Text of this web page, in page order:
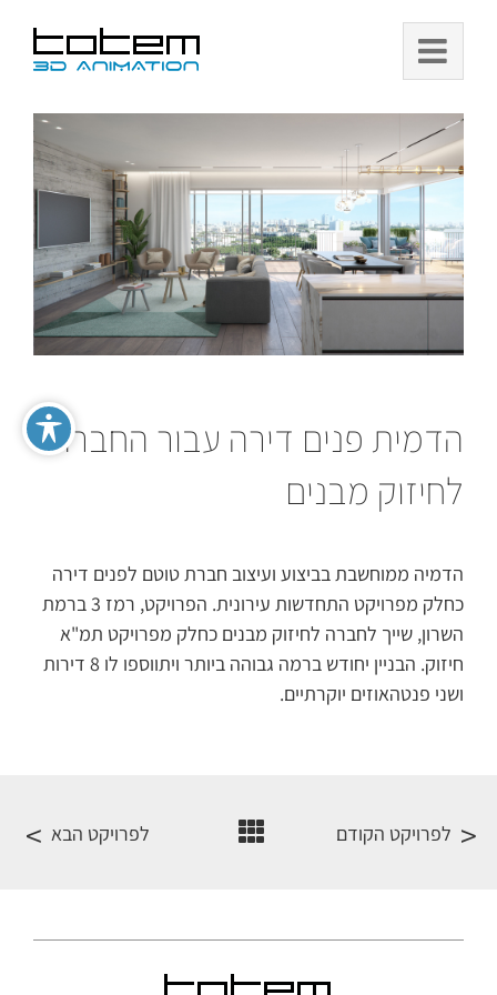
content
הדמית פנים דירה עבור החברה
לחיזוק מבנים
הדמיה ממוחשבת בביצוע ועיצוב חברת טוטם לפנים דירה
כחלק מפרויקט התחדשות עירונית. הפרויקט, רמז 3 ברמת
השרון, שייך לחברה לחיזוק מבנים כחלק מפרויקט תמ"א
חיזוק. הבניין יחודש ברמה גבוהה ביותר ויתווספו לו 8 דירות
ושני פנטהאוזים יוקרתיים.
לפרויקט הקודם לפרויקט הבא